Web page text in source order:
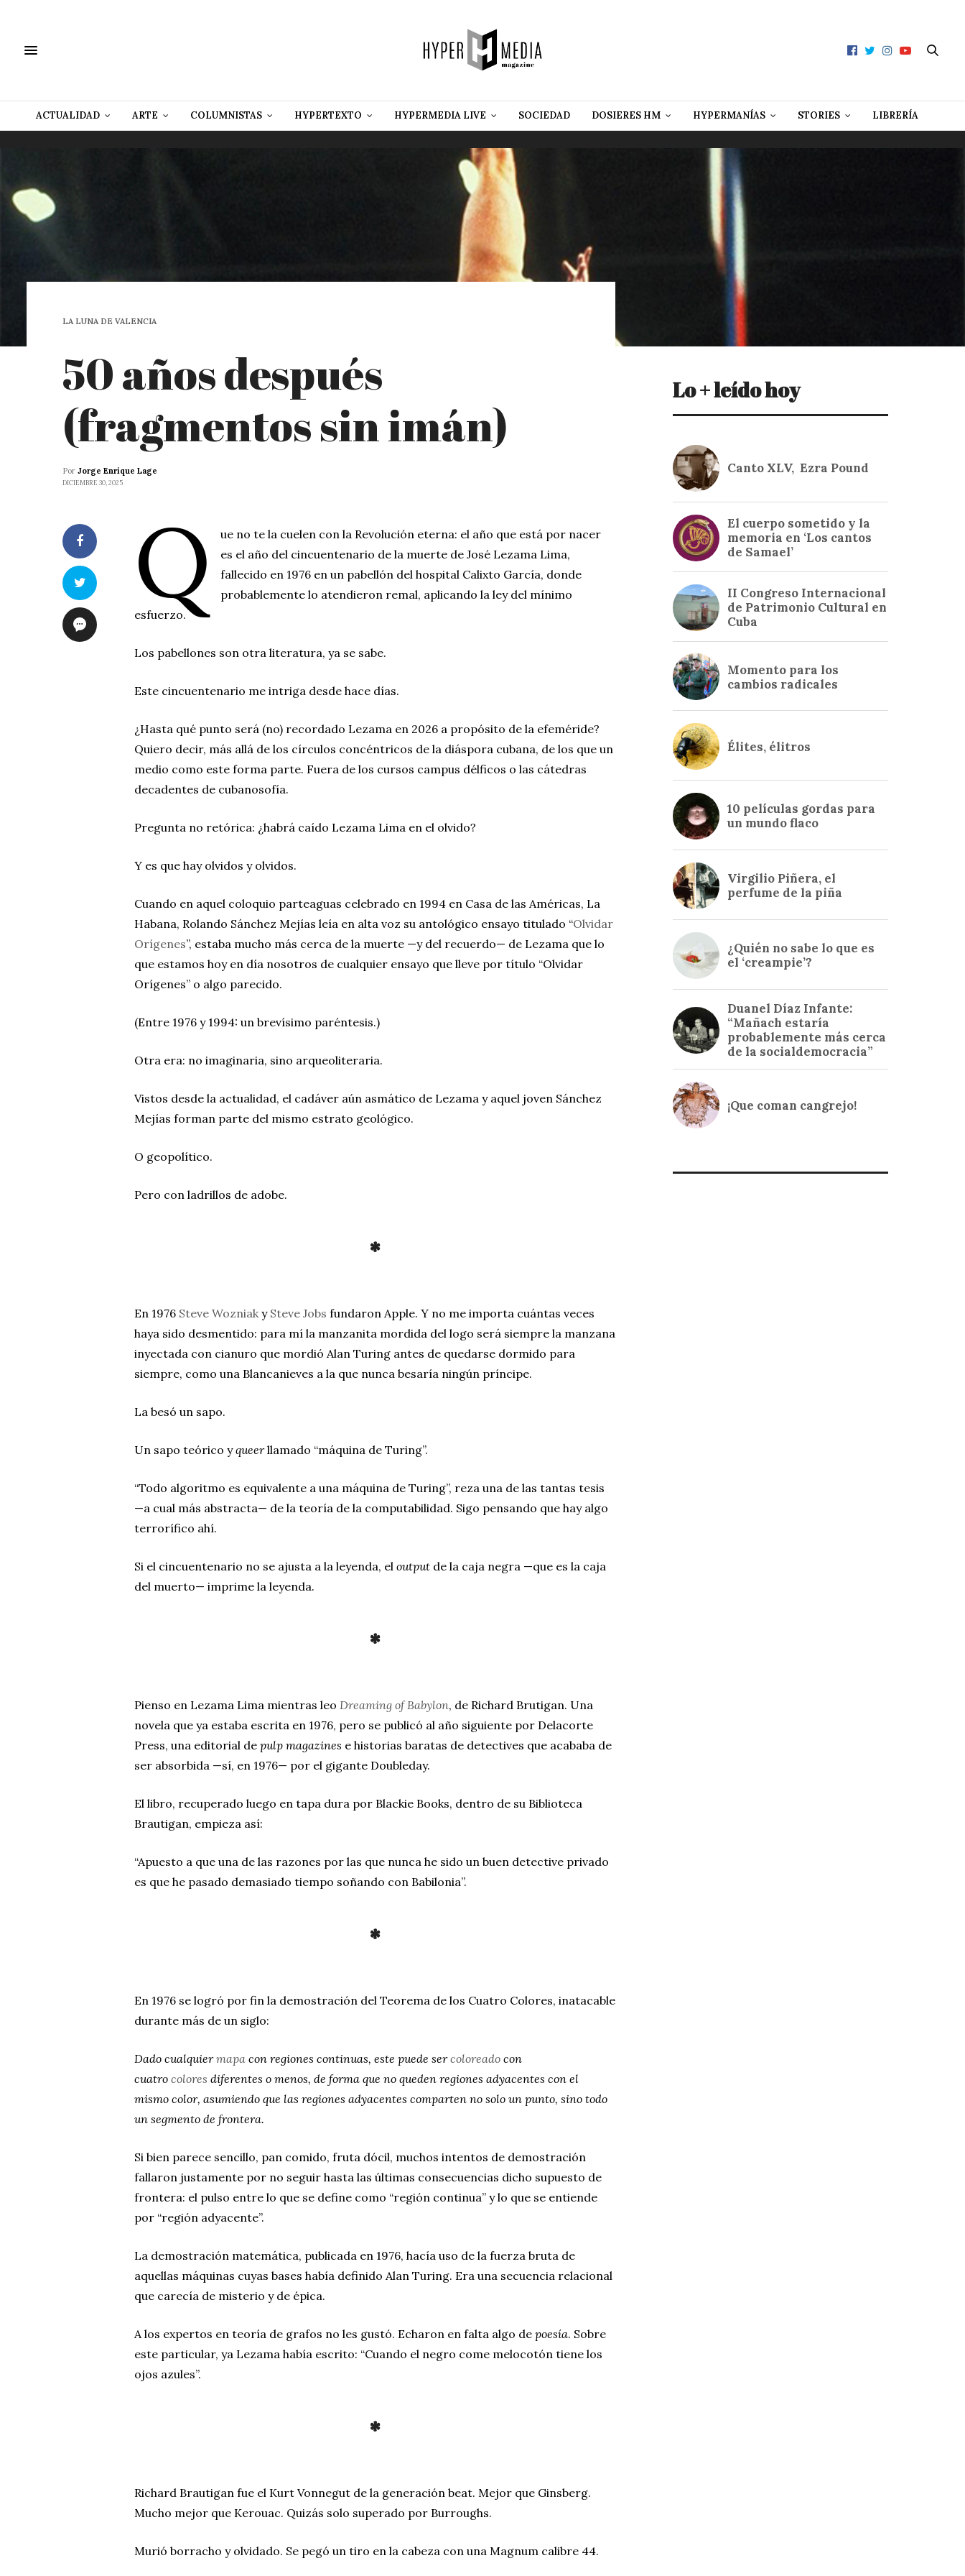
ACTUALIDAD ARTE COLUMNISTAS HYPERTEXTO HYPERMEDIA LIVE SOCIEDAD DOSIERES HM HYPERMANÍAS STORIES LIBRERÍA
LA LUNA DE VALENCIA
50 años después
(fragmentos sin imán)
Por Jorge Enrique Lage
DICIEMBRE 30, 2025
Q
ue no te la cuelen con la Revolución eterna: el año que está por nacer
es el año del cincuentenario de la muerte de José Lezama Lima,
fallecido en 1976 en un pabellón del hospital Calixto García, donde
probablemente lo atendieron remal, aplicando la ley del mínimo
esfuerzo.
Los pabellones son otra literatura, ya se sabe.
Este cincuentenario me intriga desde hace días.
¿Hasta qué punto será (no) recordado Lezama en 2026 a propósito de la efeméride?
Quiero decir, más allá de los círculos concéntricos de la diáspora cubana, de los que un
medio como este forma parte. Fuera de los cursos campus délficos o las cátedras
decadentes de cubanosofía.
Pregunta no retórica: ¿habrá caído Lezama Lima en el olvido?
Y es que hay olvidos y olvidos.
Cuando en aquel coloquio parteaguas celebrado en 1994 en Casa de las Américas, La
Habana, Rolando Sánchez Mejías leía en alta voz su antológico ensayo titulado “Olvidar
Orígenes”, estaba mucho más cerca de la muerte —y del recuerdo— de Lezama que lo
que estamos hoy en día nosotros de cualquier ensayo que lleve por título “Olvidar
Orígenes” o algo parecido.
(Entre 1976 y 1994: un brevísimo paréntesis.)
Otra era: no imaginaria, sino arqueoliteraria.
Vistos desde la actualidad, el cadáver aún asmático de Lezama y aquel joven Sánchez
Mejías forman parte del mismo estrato geológico.
O geopolítico.
Pero con ladrillos de adobe.
*
En 1976 Steve Wozniak y Steve Jobs fundaron Apple. Y no me importa cuántas veces
haya sido desmentido: para mí la manzanita mordida del logo será siempre la manzana
inyectada con cianuro que mordió Alan Turing antes de quedarse dormido para
siempre, como una Blancanieves a la que nunca besaría ningún príncipe.
La besó un sapo.
Un sapo teórico yqueerllamado “máquina de Turing”.
“Todo algoritmo es equivalente a una máquina de Turing”, reza una de las tantas tesis
—a cual más abstracta— de la teoría de la computabilidad. Sigo pensando que hay algo
terrorífico ahí.
Si el cincuentenario no se ajusta a la leyenda, el output de la caja negra —que es la caja
del muerto— imprime la leyenda.
*
Pienso en Lezama Lima mientras leo Dreaming of Babylon, de Richard Brutigan. Una
novela que ya estaba escrita en 1976, pero se publicó al año siguiente por Delacorte
Press, una editorial de pulp magazines e historias baratas de detectives que acababa de
ser absorbida —sí, en 1976— por el gigante Doubleday.
El libro, recuperado luego en tapa dura por Blackie Books, dentro de su Biblioteca
Brautigan, empieza así:
“Apuesto a que una de las razones por las que nunca he sido un buen detective privado
es que he pasado demasiado tiempo soñando con Babilonia”.
*
En 1976 se logró por fin la demostración del Teorema de los Cuatro Colores, inatacable
durante más de un siglo:
Dado cualquiermapa con regiones continuas, este puede sercoloreado con
cuatro colores diferentes o menos, de forma que no queden regiones adyacentes con el
mismo color, asumiendo que las regiones adyacentes comparten no solo un punto, sino todo
un segmento de frontera.
Si bien parece sencillo, pan comido, fruta dócil, muchos intentos de demostración
fallaron justamente por no seguir hasta las últimas consecuencias dicho supuesto de
frontera: el pulso entre lo que se define como “región continua” y lo que se entiende
por “región adyacente”.
La demostración matemática, publicada en 1976, hacía uso de la fuerza bruta de
aquellas máquinas cuyas bases había definido Alan Turing. Era una secuencia relacional
que carecía de misterio y de épica.
A los expertos en teoría de grafos no les gustó. Echaron en falta algo de poesía. Sobre
este particular, ya Lezama había escrito: “Cuando el negro come melocotón tiene los
ojos azules”.
*
Richard Brautigan fue el Kurt Vonnegut de la generación beat. Mejor que Ginsberg.
Mucho mejor que Kerouac. Quizás solo superado por Burroughs.
Murió borracho y olvidado. Se pegó un tiro en la cabeza con una Magnum calibre 44.
Lo + leído hoy